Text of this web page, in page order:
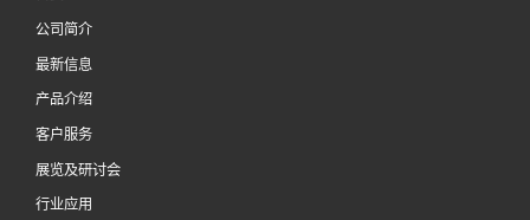
公司简介
最新信息
产品介绍
客户服务
展览及研讨会
行业应用